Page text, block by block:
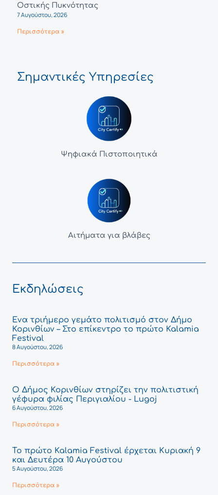
Οστικής Πυκνότητας
7 Αυγούστου, 2026
Περισσότερα »
Σημαντικές Υπηρεσίες
Ψηφιακά Πιστοποιητικά
Αιτήματα για βλάβες
Εκδηλώσεις
Ένα τριήμερο γεμάτο πολιτισμό στον Δήμο
Κορινθίων – Στο επίκεντρο το πρώτο Kalamia
Festival
8 Αυγούστου, 2026
Περισσότερα »
Ο Δήμος Κορινθίων στηρίζει την πολιτιστική
γέφυρα φιλίας Περιγιαλίου - Lugoj
6 Αυγούστου, 2026
Περισσότερα »
Το πρώτο Kalamia Festival έρχεται Κυριακή 9
και Δευτέρα 10 Αυγούστου
5 Αυγούστου, 2026
Περισσότερα »